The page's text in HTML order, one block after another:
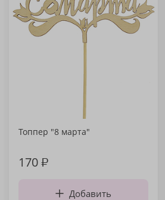
Топпер "8 марта"
170₽
Добавить